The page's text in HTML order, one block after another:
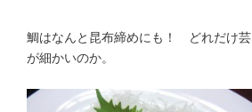
鯛はなんと昆布締めにも！ どれだけ芸
が細かいのか。